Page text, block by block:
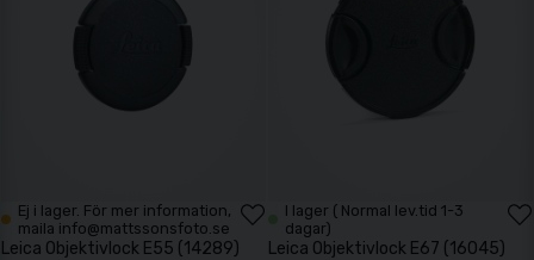
Ej i lager. För mer information,
maila info@mattssonsfoto.se
Leica Objektivlock E55 (14289)
I lager ( Normal lev.tid 1-3
dagar)
Leica Objektivlock E67 (16045)